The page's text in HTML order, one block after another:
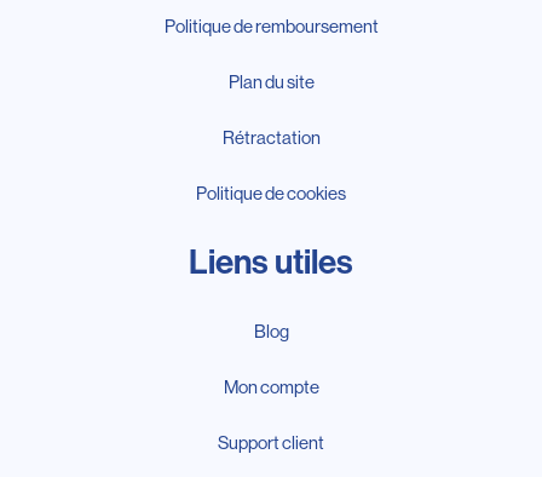
Politique de remboursement
Plan du site
Rétractation
Politique de cookies
Liens utiles
Blog
Mon compte
Support client